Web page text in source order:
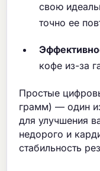
свою
точно ее
кофе из-за
Простые
грамм) — один
для улучшения
недорого и
стабильность